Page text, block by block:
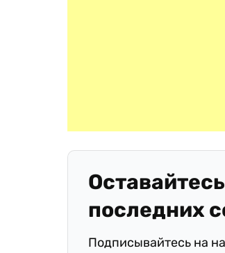
последних
Подписывайтесь на